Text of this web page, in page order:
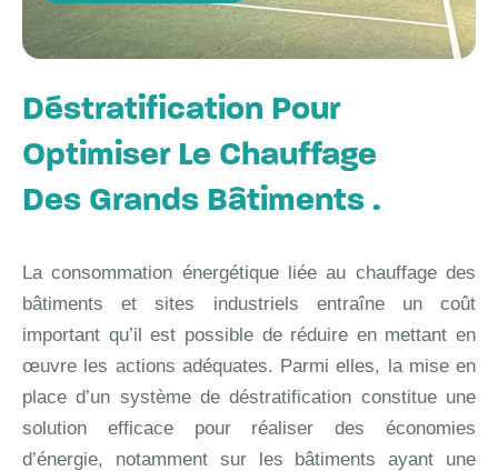
Déstratification Pour
Optimiser Le Chauffage
Des Grands Bâtiments .
La consommation énergétique liée au chauffage des
bâtiments et sites industriels entraîne un coût
important qu’il est possible de réduire en mettant en
œuvre les actions adéquates. Parmi elles, la mise en
place d’un système de déstratification constitue une
solution efficace pour réaliser des économies
d’énergie, notamment sur les bâtiments ayant une